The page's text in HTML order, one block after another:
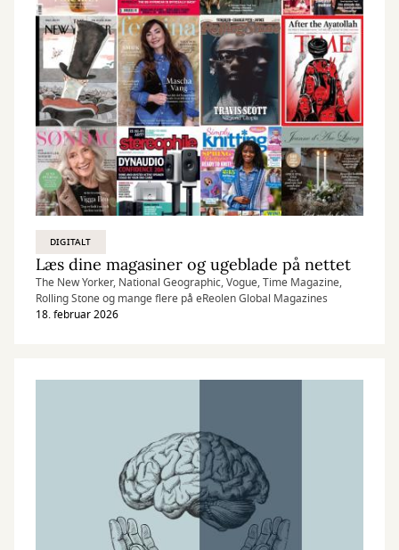
DIGITALT
Læs dine magasiner og ugeblade på nettet
The New Yorker, National Geographic, Vogue, Time Magazine,
Rolling Stone og mange flere på eReolen Global Magazines
18. februar 2026